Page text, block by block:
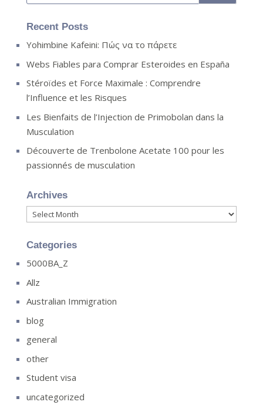
Recent Posts
Yohimbine Kafeini: Πώς να το πάρετε
Webs Fiables para Comprar Esteroides en España
Stéroïdes et Force Maximale : Comprendre
l’Influence et les Risques
Les Bienfaits de l’Injection de Primobolan dans la
Musculation
Découverte de Trenbolone Acetate 100 pour les
passionnés de musculation
Archives
Archives
Categories
5000BA_Z
Allz
Australian Immigration
blog
general
other
Student visa
uncategorized